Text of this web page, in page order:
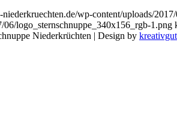
niederkruechten.de/wp-content/uploads/
06/logo_sternschnuppe_340x156_rgb-1.png
Niederkrüchten | Design by kreativgut